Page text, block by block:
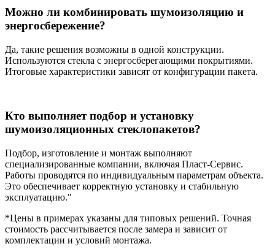
Можно ли комбинировать шумоизоляцию и
энергосбережение?
Да, такие решения возможны в одной конструкции.
Используются стекла с энергосберегающими покрытиями.
Итоговые характеристики зависят от конфигурации пакета.
Кто выполняет подбор и установку
шумоизоляционных стеклопакетов?
Подбор, изготовление и монтаж выполняют
специализированные компании, включая Пласт-Сервис.
Работы проводятся по индивидуальным параметрам объекта.
Это обеспечивает корректную установку и стабильную
эксплуатацию."
*Цены в примерах указаны для типовых решений. Точная
стоимость рассчитывается после замера и зависит от
комплектации и условий монтажа.